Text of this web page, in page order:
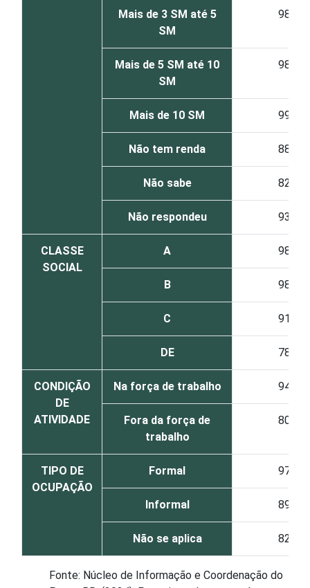
Mais de 3 SM até 5
SM
98
Mais de 5 SM até 10
SM
98
Mais de 10 SM 99
Não tem renda 88
Não sabe 82
Não respondeu 93
CLASSE
SOCIAL
A 98
B 98
C 91
DE 78
CONDIÇÃO
DE
ATIVIDADE
Na força de trabalho 94
Fora da força de
trabalho
80
TIPO DE
OCUPAÇÃO
Formal 97
Informal 89
Não se aplica 82
Fonte: Núcleo de Informação e Coordenação do